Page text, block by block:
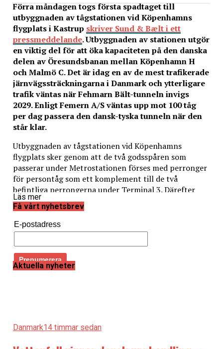
Förra måndagen togs första spadtaget till
utbyggnaden av tågstationen vid Köpenhamns
flygplats i Kastrup skriver Sund & Bælt i ett
pressmeddelande. Utbyggnaden av stationen utgör
en viktig del för att öka kapaciteten på den danska
delen av Öresundsbanan mellan Köpenhamn H
och Malmö C. Det är idag en av de mest trafikerade
järnvägssträckningarna i Danmark och ytterligare
trafik väntas när Fehmarn Bält-tunneln invigs
2029. Enligt Femern A/S väntas upp mot 100 tåg
per dag passera den dansk-tyska tunneln när den
står klar.
Utbyggnaden av tågstationen vid Köpenhamns
flygplats sker genom att de två godsspåren som
passerar under Metrostationen förses med perronger
för persontåg som ett komplement till de två
befintliga perrongerna under Terminal 3. Därefter
kommer trafiken med gods- och persontåg att samsas
om alla de fyra spåren i något som på danska kallas
för retningsdrift, det vill säga att tågtrafiken kommer
att gå i en och samma riktning på de två befintliga
spåren under Terminal 3 och i motsatt riktning på de
två tidigare godsspåren som nu utrustas med
perronger. Den utvidgade stationen vid flygplatsen
Köpenhamn Syd och Ørestad. Därmed ökar
Läs mer
Få vårt nyhetsbrev
E-postadress
Aktuella nyheter
Danmark14 timmar sedan